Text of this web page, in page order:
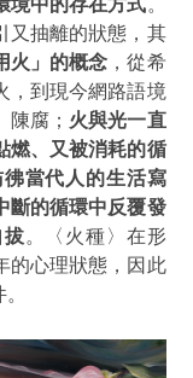
境中的存在方式。
又抽離的狀態，其
火」的概念 ，從希
，到現今網路語境
腐； 火與光一直
燃、又被消耗的循
當代人的生活寫
斷的循環中反覆發
拔。
〈火種〉在形
的心理狀態，因此